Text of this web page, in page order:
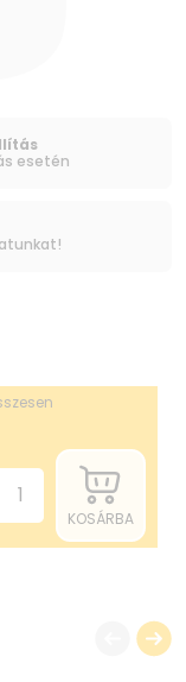
esetén
KOSÁRBA